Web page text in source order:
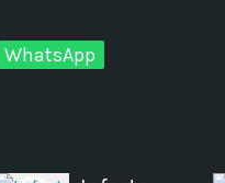
WhatsApp